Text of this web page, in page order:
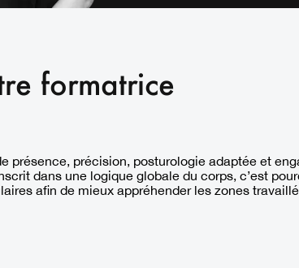
formatrice
présence, précision, posturologie adaptée et
dans une logique globale du corps, c’est
afin de mieux appréhender les zones